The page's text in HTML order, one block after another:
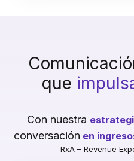
que
Con nuestra
conversación en
RxA – Revenue